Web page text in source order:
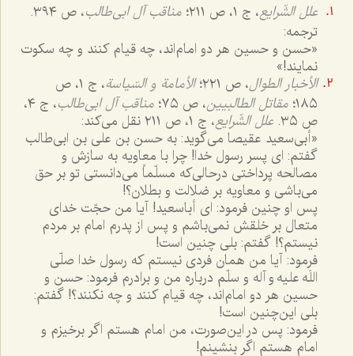
علل الشّرایع، ج ١، ص ٢١١؛ مناقب آل ابی‌طالب
، ص ٣٩٤.
ترجمه:
«حسن و حسین هر دو امام‌اند، چه قیام کنند و چه سکوت
نمایند!»
الأخبار الطوال، ص ٢٢١؛ الأمامة و السّیاسة
، ج ١، ص
١٨٥؛ مقاتل الطالبیین، ص ٧٥؛ مناقب آل ابی‌طالب
، ج ٤،
ص ٣٥.
علل الشّرایع، ج ١، ص ٢١١ نقل می‌کند:
«أبی‌سعید عقیصا می‌گوید: به حسن بن علی بن ابی‌طالب
گفتم: ای پسر رسول خدا! چرا با معاویه به سازش و
مصالحه پرداختی درحالی‌که مسلّماً می‌دانستی تو بر حق
می‌باشی و معاویه بر ضلالت و بطلان؟!
پس او چنین فرمود: ای أباسعید! آیا من حجّت خدای
متعال بر خلقش نمی‌باشم و پس از پدرم امام بر مردم
نیستم؟! گفتم: بلی چنین است!
فرمود: آیا من همان فردی نیستم که رسول خدا صلّی
اللَه علیه و آله و سلّم درباره من و برادرم فرمود: حسن و
حسین هر دو امام‌اند، چه قیام کنند و چه نکنند؟! گفتم:
بلی این‌چنین است!
فرمود: پس در این‌صورت، من امام هستم اگر برخیزم و
امام هستم اگر بنشینم!